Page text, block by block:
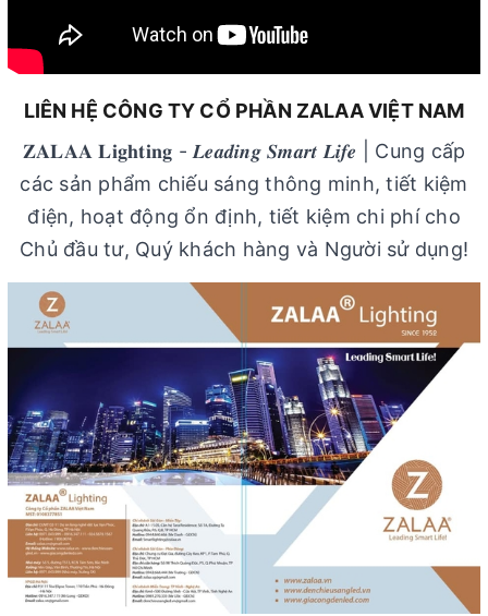
LIÊN HỆ CÔNG TY CỔ PHẦN ZALAA VIỆT NAM
𝐙𝐀𝐋𝐀𝐀 𝐋𝐢𝐠𝐡𝐭𝐢𝐧𝐠 - 𝑳𝒆𝒂𝒅𝒊𝒏𝒈 𝑺𝒎𝒂𝒓𝒕 𝑳𝒊𝒇𝒆 | Cung cấp
các sản phẩm chiếu sáng thông minh, tiết kiệm
điện, hoạt động ổn định, tiết kiệm chi phí cho
Chủ đầu tư, Quý khách hàng và Người sử dụng!